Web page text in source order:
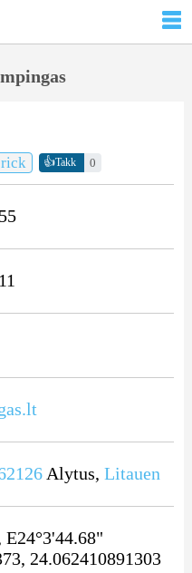
👍Takk 0
Alytus, Litauen
24.062410891303